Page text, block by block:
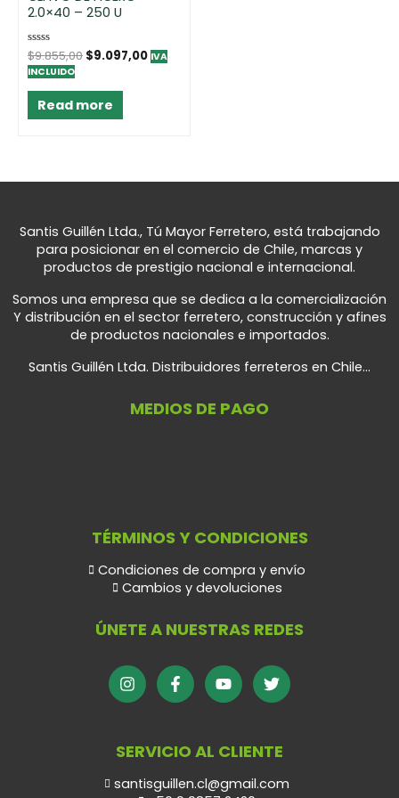
2.0×40 – 250 U
Rated
0
out
$9.855,00 $9.097,00 IVA
INCLUIDO
Read more
Santis Guillén Ltda., Tú Mayor Ferretero, está trabajando
para posicionar en el comercio de Chile, marcas y
productos de prestigio nacional e internacional.
Somos una empresa que se dedica a la comercialización
Y distribución en el sector ferretero, construcción y afines
de productos nacionales e importados.
Santis Guillén Ltda. Distribuidores ferreteros en Chile...
MEDIOS DE PAGO
TÉRMINOS Y CONDICIONES
Condiciones de compra y envío
Cambios y devoluciones
ÚNETE A NUESTRAS REDES
SERVICIO AL CLIENTE
santisguillen.cl@gmail.com